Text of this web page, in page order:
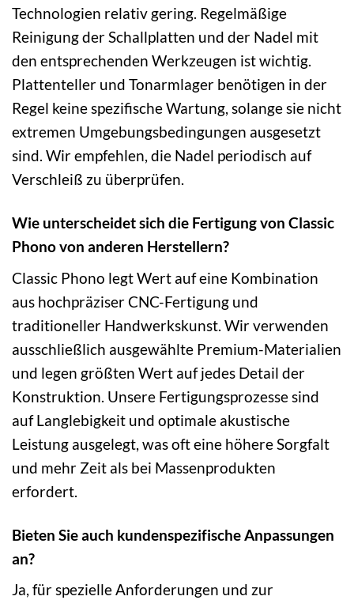
Technologien relativ gering. Regelmäßige
Reinigung der Schallplatten und der Nadel mit
den entsprechenden Werkzeugen ist wichtig.
Plattenteller und Tonarmlager benötigen in der
Regel keine spezifische Wartung, solange sie nicht
extremen Umgebungsbedingungen ausgesetzt
sind. Wir empfehlen, die Nadel periodisch auf
Verschleiß zu überprüfen.
Wie unterscheidet sich die Fertigung von Classic
Phono von anderen Herstellern?
Classic Phono legt Wert auf eine Kombination
aus hochpräziser CNC-Fertigung und
traditioneller Handwerkskunst. Wir verwenden
ausschließlich ausgewählte Premium-Materialien
und legen größten Wert auf jedes Detail der
Konstruktion. Unsere Fertigungsprozesse sind
auf Langlebigkeit und optimale akustische
Leistung ausgelegt, was oft eine höhere Sorgfalt
und mehr Zeit als bei Massenprodukten
erfordert.
Bieten Sie auch kundenspezifische Anpassungen
an?
Ja, für spezielle Anforderungen und zur